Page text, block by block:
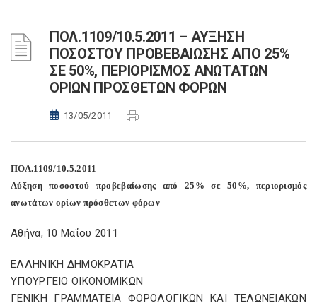
ΠΟΛ.1109/10.5.2011 – ΑΥΞΗΣΗ
ΠΟΣΟΣΤΟΥ ΠΡΟΒΕΒΑΙΩΣΗΣ ΑΠΟ 25%
ΣΕ 50%, ΠΕΡΙΟΡΙΣΜΟΣ ΑΝΩΤΑΤΩΝ
ΟΡΙΩΝ ΠΡΟΣΘΕΤΩΝ ΦΟΡΩΝ
13/05/2011
ΠΟΛ.1109/10.5.2011
Αύξηση ποσοστού προβεβαίωσης από 25% σε 50%, περιορισμός
ανωτάτων ορίων πρόσθετων φόρων
Αθήνα, 10 Μαΐου 2011
ΕΛΛΗΝΙΚΗ ΔΗΜΟΚΡΑΤΙΑ
ΥΠΟΥΡΓΕΙΟ ΟΙΚΟΝΟΜΙΚΩΝ
ΓΕΝΙΚΗ ΓΡΑΜΜΑΤΕΙΑ ΦΟΡΟΛΟΓΙΚΩΝ ΚΑΙ ΤΕΛΩΝΕΙΑΚΩΝ